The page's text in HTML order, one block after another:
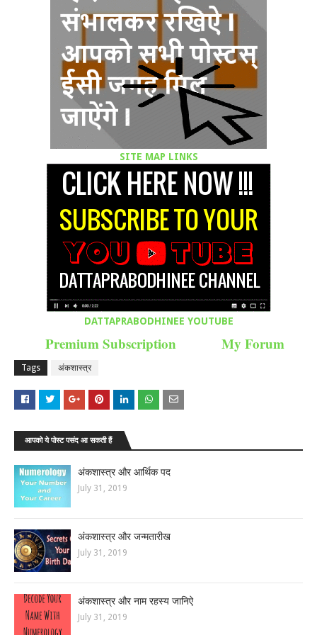
SITE MAP LINKS
DATTAPRABODHINEE YOUTUBE
Premium Subscription My Forum
Tags अंकशास्त्र
आपको ये पोस्ट पसंद आ सकती हैं
अंकशास्त्र और आर्थिक पद
July 31, 2019
अंकशास्त्र और जन्मतारीख
July 31, 2019
अंकशास्त्र और नाम रहस्य जानिऐ
July 31, 2019